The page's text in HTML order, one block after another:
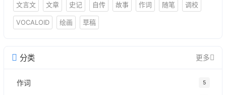
文言文 文章 史记 自传 故事 作词 随笔 调校
VOCALOID 绘画 草稿
分类 更多
作词 5